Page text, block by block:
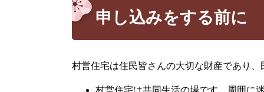
申し込みをする前に
村営住宅は住民皆さんの大切な財産であり